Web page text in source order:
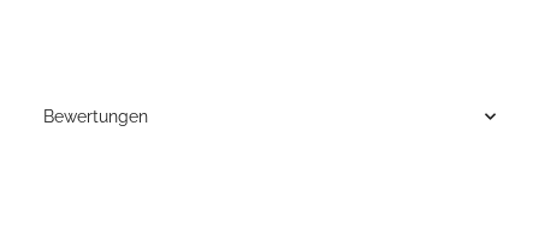
Bewertungen